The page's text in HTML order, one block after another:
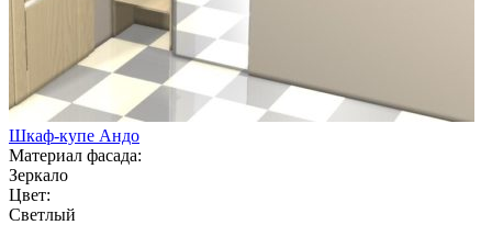
Шкаф-купе Андо
Материал фасада:
Зеркало
Цвет:
Светлый